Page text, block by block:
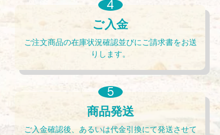
ご入金
ご注文商品の在庫状況確認並びにご請求書をお送
りします。
商品発送
ご入金確認後、あるいは代金引換にて発送させて